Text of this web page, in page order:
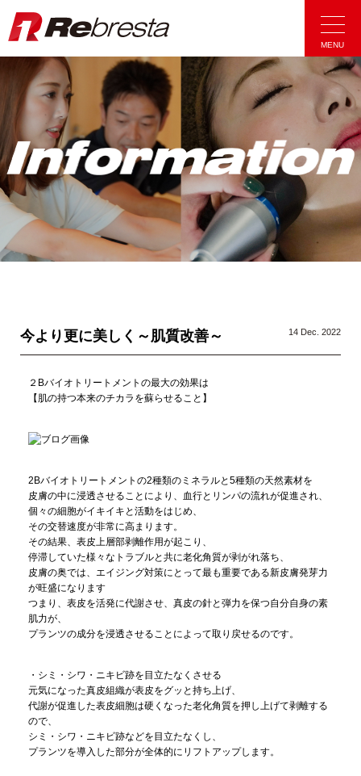
Rebresta|リブ
MENU
今より更に美しく～肌質改善～ 14 Dec. 2022
２Bバイオトリートメントの最大の効果は
【肌の持つ本来のチカラを蘇らせること】
2Bバイオトリートメントの2種類のミネラルと5種類の天然素材を
皮膚の中に浸透させることにより、血行とリンパの流れが促進され、
個々の細胞がイキイキと活動をはじめ、
その交替速度が非常に高まります。
その結果、表皮上層部剥離作用が起こり、
停滞していた様々なトラブルと共に老化角質が剥がれ落ち、
皮膚の奥では、エイジング対策にとって最も重要である新皮膚発芽力
が旺盛になります
つまり、表皮を活発に代謝させ、真皮の針と弾力を保つ自分自身の素
肌力が、
プランツの成分を浸透させることによって取り戻せるのです。
・シミ・シワ・ニキビ跡を目立たなくさせる
元気になった真皮組織が表皮をグッと持ち上げ、
代謝が促進した表皮細胞は硬くなった老化角質を押し上げて剥離する
ので、
シミ・シワ・ニキビ跡などを目立たなくし、
プランツを導入した部分が全体的にリフトアップします。